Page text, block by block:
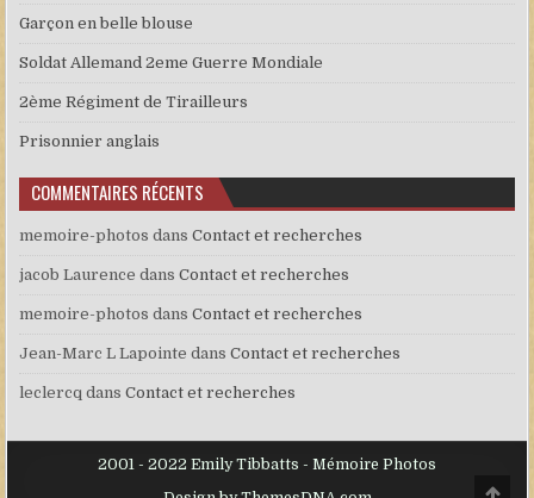
Garçon en belle blouse
Soldat Allemand 2eme Guerre Mondiale
2ème Régiment de Tirailleurs
Prisonnier anglais
COMMENTAIRES RÉCENTS
memoire-photos dansContact et recherches
jacob Laurence dansContact et recherches
memoire-photos dansContact et recherches
Jean-Marc L Lapointe dansContact et recherches
leclercq dansContact et recherches
2001 - 2022 Emily Tibbatts - Mémoire Photos